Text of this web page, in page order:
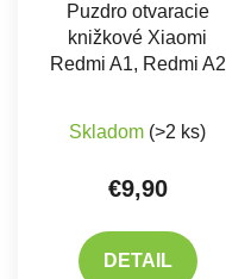
Puzdro otvaracie
knižkové Xiaomi
Redmi A1, Redmi A2
Skladom (>2 ks)
€9,90
DETAIL